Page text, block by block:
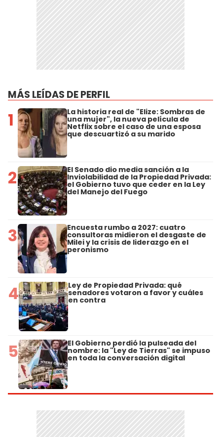
MÁS LEÍDAS DE PERFIL
1 La historia real de "Elize: Sombras de
una mujer", la nueva película de
Netflix sobre el caso de una esposa
que descuartizó a su marido
2 El Senado dio media sanción a la
Inviolabilidad de la Propiedad Privada:
el Gobierno tuvo que ceder en la Ley
del Manejo del Fuego
3 Encuesta rumbo a 2027: cuatro
consultoras midieron el desgaste de
Milei y la crisis de liderazgo en el
peronismo
4 Ley de Propiedad Privada: qué
senadores votaron a favor y cuáles
en contra
5 El Gobierno perdió la pulseada del
nombre: la "Ley de Tierras" se impuso
en toda la conversación digital